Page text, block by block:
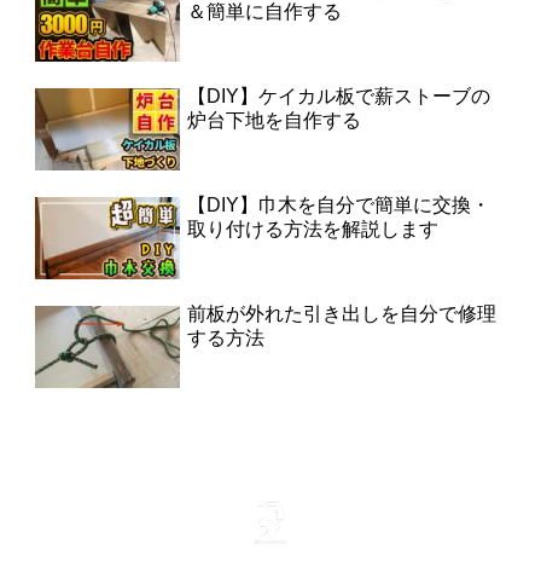
＆簡単に自作する
【DIY】ケイカル板で薪ストーブの
炉台下地を自作する
【DIY】巾木を自分で簡単に交換・
取り付ける方法を解説します
前板が外れた引き出しを自分で修理
する方法